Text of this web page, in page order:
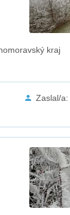
kraj
Zaslal/a: